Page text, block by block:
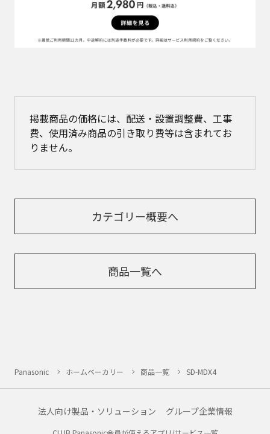
掲載商品の価格には、配送・設置調整費、工事
費、使用済み商品の引き取り費等は含まれてお
りません。
カテゴリー概要へ
商品一覧へ
Panasonic ホームベーカリー 商品一覧 SD-MDX4
法人向け製品・ソリューション グループ企業情報